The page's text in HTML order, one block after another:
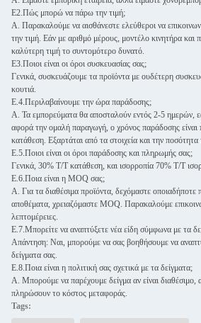
Ε2.Πώς μπορώ να πάρω την τιμή;
Α. Παρακαλούμε να αισθάνεστε ελεύθεροι να
την τιμή. Εάν με αριθμό μέρους, μοντέλο κινητήρα και
καλύτερη τιμή το συντομότερο δυνατό.
Ε3.Ποιοι είναι οι όροι συσκευασίας σας;
Γενικά, συσκευάζουμε τα προϊόντα με ουδέτερη
κουτιά.
Ε.4.Περιλαβαίνουμε την ώρα παράδοσης;
Α. Τα εμπορεύματα θα αποσταλούν εντός 2-5 ημερών,
αφορά την ομαλή παραγωγή, ο χρόνος παράδοσης είναι
κατάθεση. Εξαρτάται από τα στοιχεία και την ποσότητα
Ε.5.Ποιοι είναι οι όροι παράδοσης και πληρωμής σας;
Γενικά, 30% T/T κατάθεση, και ισορροπία 70% T/T
Ε.6.Ποια είναι η MOQ σας;
Α. Για τα διαθέσιμα προϊόντα, δεχόμαστε
αποθέματα, χρειαζόμαστε MOQ. Παρακαλούμε
λεπτομέρειες.
Ε.7.Μπορείτε να αναπτύξετε νέα είδη σύμφωνα με τα
Απάντηση: Ναι, μπορούμε να σας βοηθήσουμε να
δείγματα σας.
Ε.8.Ποια είναι η πολιτική σας σχετικά με τα δείγματα;
Α. Μπορούμε να παρέχουμε δείγμα αν είναι διαθέσιμο,
πληρώσουν το κόστος μεταφοράς.
Tags: